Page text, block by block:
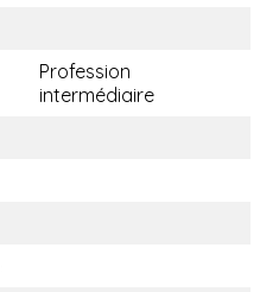
Profession
intermédiaire